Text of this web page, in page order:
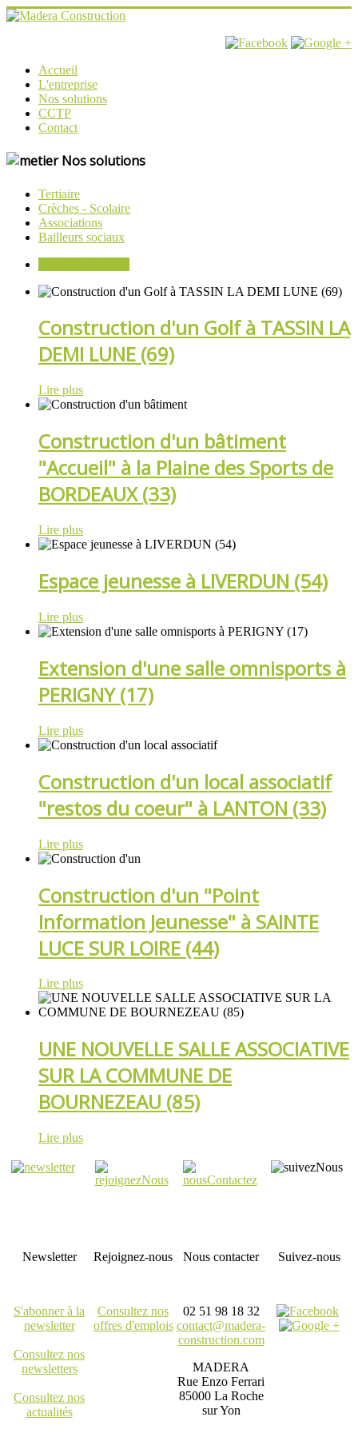
Accueil
L'entreprise
Nos solutions
CCTP
Contact
Nos solutions
Tertiaire
Crèches - Scolaire
Associations
Bailleurs sociaux
Construction d'un Golf à TASSIN LA
DEMI LUNE (69)
Lire plus
Construction d'un bâtiment
"Accueil" à la Plaine des Sports de
BORDEAUX (33)
Lire plus
Espace jeunesse à LIVERDUN (54)
Lire plus
Extension d'une salle omnisports à
PERIGNY (17)
Lire plus
Construction d'un local associatif
"restos du coeur" à LANTON (33)
Lire plus
Construction d'un "Point
Information Jeunesse" à SAINTE
LUCE SUR LOIRE (44)
Lire plus
UNE NOUVELLE SALLE ASSOCIATIVE
SUR LA COMMUNE DE
BOURNEZEAU (85)
Lire plus
Newsletter
S'abonner à la
newsletter
Consultez nos
newsletters
Consultez nos
actualités
Rejoignez-nous
Consultez nos
offres d'emplois
Nous contacter
02 51 98 18 32
contact@madera-
construction.com
MADERA
Rue Enzo Ferrari
85000 La Roche
sur Yon
Suivez-nous